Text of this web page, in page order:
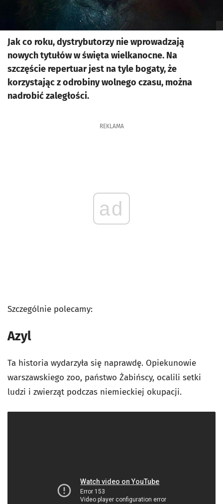
Jak co roku, dystrybutorzy nie wprowadzają
nowych tytułów w święta wielkanocne. Na
szczęście repertuar jest na tyle bogaty, że
korzystając z odrobiny wolnego czasu, można
nadrobić zaległości.
REKLAMA
ad
Szczególnie polecamy:
Azyl
Ta historia wydarzyła się naprawdę. Opiekunowie
warszawskiego zoo, państwo Żabińscy, ocalili setki
ludzi i zwierząt podczas niemieckiej okupacji.